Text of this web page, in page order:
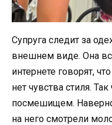
Супруга следит за
внешнем виде. Она
интернете говорят,
нет чувства стиля.
посмешищем.
на него смотрели